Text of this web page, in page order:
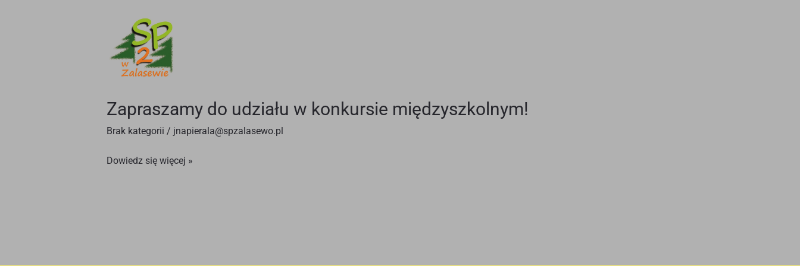
Zapraszamy do udziału w konkursie międzyszkolnym!
Brak kategorii / jnapierala@spzalasewo.pl
Zapraszamy
udziału
międzyszkolnym!
Dowiedz się więcej »